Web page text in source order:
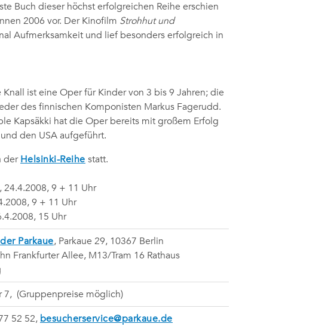
Buch dieser höchst erfolgreichen Reihe erschien
2006 vor. Der Kinofilm Strohhut und
Aufmerksamkeit und lief besonders erfolgreich in
ist eine Oper für Kinder von 3 bis 9 Jahren; die
des finnischen Komponisten Markus Fagerudd.
Kapsäkki hat die Oper bereits mit großem Erfolg
den USA aufgeführt.
der Helsinki-Reihe statt.
24.4.2008, 9 + 11 Uhr
9 + 11 Uhr
15 Uhr
Parkaue, Parkaue 29, 10367 Berlin
Frankfurter Allee, M13/Tram 16 Rathaus
7,  (Gruppenpreise möglich)
52 52, besucherservice@parkaue.de